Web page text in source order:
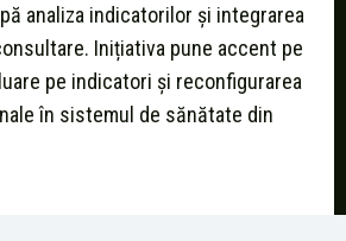
analiza indicatorilor și integrarea
Inițiativa pune accent pe
pe indicatori și reconfigurarea
în sistemul de sănătate din